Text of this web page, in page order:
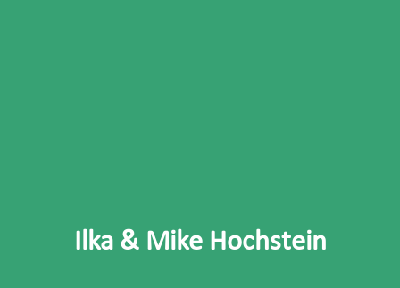
Ilka & Mike Hochstein